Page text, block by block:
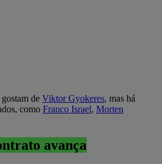
de Viktor Gyokeres, mas há
como Franco Israel, Morten
avança